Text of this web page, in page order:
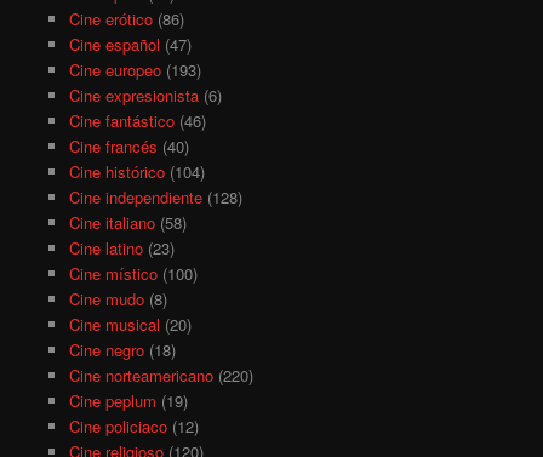
Cine erótico(86)
Cine español (47)
Cine europeo(193)
Cine expresionista(6)
Cine fantástico(46)
Cine francés (40)
Cine histórico(104)
Cine independiente(128)
Cine italiano(58)
Cine latino(23)
Cine místico(100)
Cine mudo(8)
Cine musical (20)
Cine negro(18)
Cine norteamericano(220)
Cine peplum (19)
Cine policiaco(12)
Cine religioso(120)